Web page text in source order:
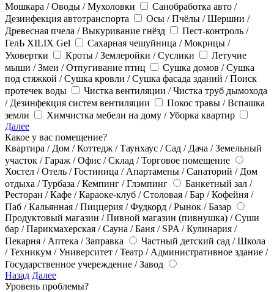
Мошкара / Оводы / Мухоловки
Санобработка авто /
Дезинфекция автотранспорта
Осы / Пчёлы / Шершни /
Древесная пчела / Выкуривание гнёзд
Пест-контроль /
ГелЬ XILIX Gel
Сахарная чешуйница / Мокрицы /
Уховертки
Кроты / Землеройки / Суслики
Летучие
мыши / Змеи / Отпугивание птиц
Сушка домов / Сушка
под стяжкой / Сушка кровли / Сушка фасада зданий / Поиск
протечек воды
Чистка вентиляции / Чистка труб дымохода
/ Дезинфекция систем вентиляции
Покос травы / Вспашка
земли
Химчистка мебели на дому / Уборка квартир
Далее
Какое у вас помещение?
Квартира / Дом / Коттедж / Таунхаус / Сад / Дача / Земельный
участок / Гараж / Офис / Склад / Торговое помещение
Хостел / Отель / Гостиница / Апартамены / Санаторий / Дом
отдыха / Турбаза / Кемпинг / Глэмпинг
Банкетный зал /
Ресторан / Кафе / Караоке-клуб / Столовая / Бар / Кофейня /
Паб / Кальянная / Пиццерия / Фудкорд / Рынок / Базар
Продуктовый магазин / Пивной магазин (пивнушка) / Суши
бар / Парикмахерская / Сауна / Баня / SPA / Кулинария /
Пекарня / Аптека / Заправка
Частный детский сад / Школа
/ Техникум / Университет / Театр / Административное здание /
Государственное учереждение / Завод
Назад Далее
Уровень проблемы?